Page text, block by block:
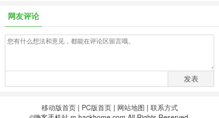
网友评论
发表
移动版首页| PC版首页| 网站地图 | 联系方式